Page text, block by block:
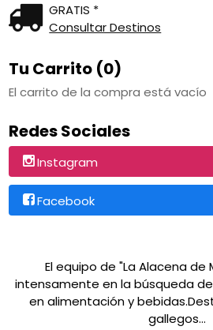
GRATIS *
Consultar Destinos
Tu Carrito (0)
El carrito de la compra está vacío
Redes Sociales
Instagram
Facebook
El equipo de "La Alacena de
intensamente en la búsqueda
en alimentación y
gallegos...